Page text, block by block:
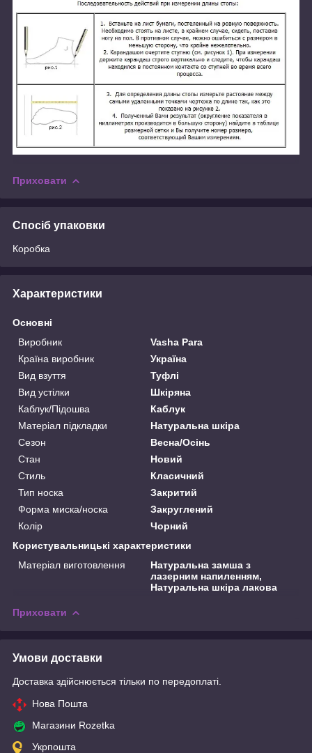
Приховати
Спосіб упаковки
Коробка
Характеристики
Основні
Виробник
Vasha Para
Країна виробник
Україна
Вид взуття
Туфлі
Вид устілки
Шкіряна
Каблук/Підошва
Каблук
Матеріал підкладки
Натуральна шкіра
Сезон
Весна/Осінь
Стан
Новий
Стиль
Класичний
Тип носка
Закритий
Форма миска/носка
Закруглений
Колір
Чорний
Користувальницькі характеристики
Матеріал виготовлення
Натуральна замша з
лазерним напиленням,
Натуральна шкіра лакова
Приховати
Умови доставки
Доставка здійснюється тільки по передоплаті.
Нова Пошта
Магазини Rozetka
Укрпошта